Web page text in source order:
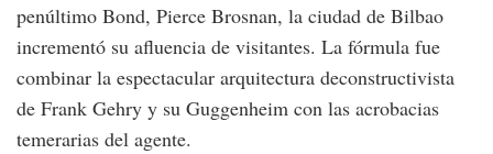
penúltimo Bond, Pierce Brosnan, la ciudad de Bilbao
incrementó su afluencia de visitantes. La fórmula fue
combinar la espectacular arquitectura deconstructivista
de Frank Gehry y su Guggenheim con las acrobacias
temerarias del agente.